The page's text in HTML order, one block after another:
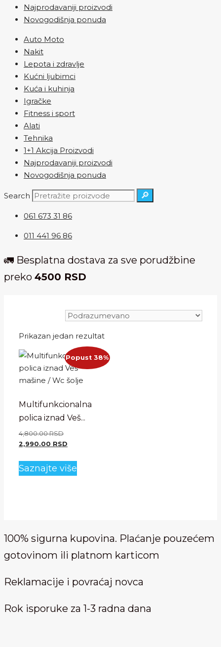
Najprodavaniji proizvodi
Novogodišnja ponuda
Auto Moto
Nakit
Lepota i zdravlje
Kućni ljubimci
Kuća i kuhinja
Igračke
Fitness i sport
Alati
Tehnika
1+1 Akcija Proizvodi
Najprodavaniji proizvodi
Novogodišnja ponuda
Search 🔎
061 673 31 86
011 441 96 86
🚛 Besplatna dostava za sve porudžbine
preko 4500 RSD
Prikazan jedan rezultat
Popust 38%
Multifunkcionalna
polica iznad Veš...
4,800.00RSD
2,990.00 RSD
Saznajte više
Opcije
mogu
izabrane
stranici
100% sigurna kupovina. Plaćanje pouzećem
gotovinom ili platnom karticom
Reklamacije i povraćaj novca
Rok isporuke za 1-3 radna dana